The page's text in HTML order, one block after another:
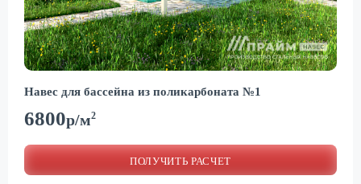
Навес для бассейна из поликарбоната №1
6800р/м2
ПОЛУЧИТЬ РАСЧЕТ